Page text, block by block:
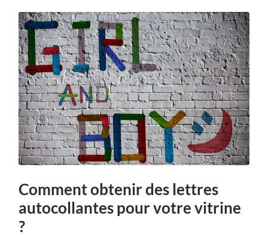
Comment obtenir des lettres
autocollantes pour votre vitrine
?